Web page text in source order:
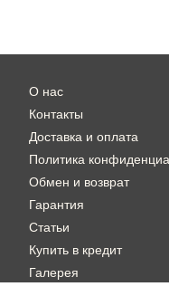
О нас
Контакты
Доставка и оплата
Политика
Обмен и возврат
Гарантия
Статьи
Купить в кредит
Галерея